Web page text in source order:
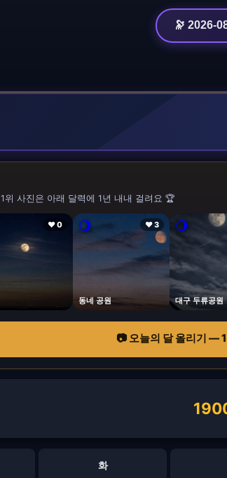
🔭 2026-
사진은 아래 달력에 1년 내내 걸려요 🏆
❤ 0 🌖 ❤ 3
동네 공원
🌖
대구 두류공원
📷 오늘의 달 올리기 —
화